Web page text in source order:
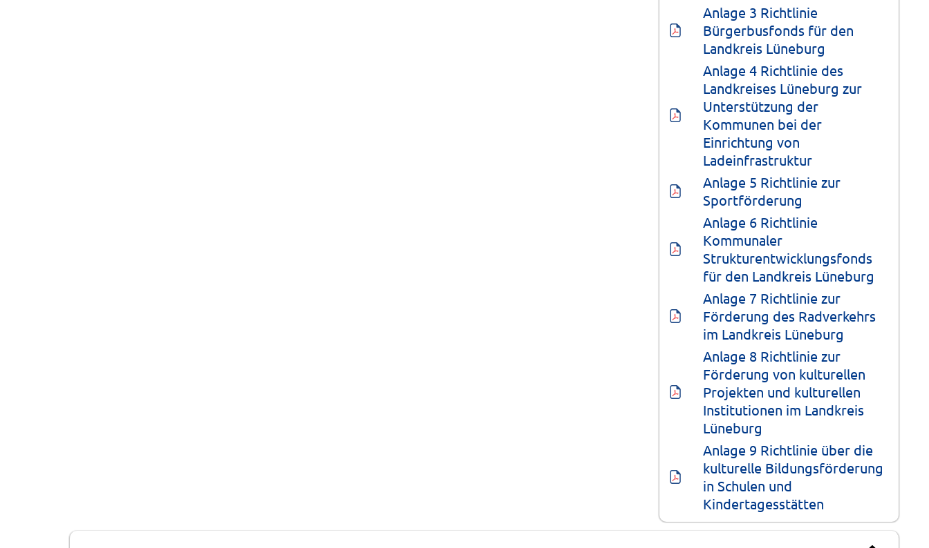
Anlage 3 Richtlinie
Bürgerbusfonds für den
Landkreis Lüneburg
Anlage 4 Richtlinie des
Landkreises Lüneburg zur
Unterstützung der
Kommunen bei der
Einrichtung von
Ladeinfrastruktur
Anlage 5 Richtlinie zur
Sportförderung
Anlage 6 Richtlinie
Kommunaler
Strukturentwicklungsfonds
für den Landkreis Lüneburg
Anlage 7 Richtlinie zur
Förderung des Radverkehrs
im Landkreis Lüneburg
Anlage 8 Richtlinie zur
Förderung von kulturellen
Projekten und kulturellen
Institutionen im Landkreis
Lüneburg
Anlage 9 Richtlinie über die
kulturelle Bildungsförderung
in Schulen und
Kindertagesstätten